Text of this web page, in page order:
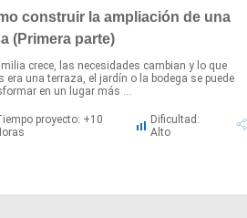
construir la ampliación de una
(Primera parte)
crece, las necesidades cambian y lo que
era una terraza, el jardín o la bodega se puede
en un lugar más ...
proyecto: +10
Dificultad:
Alto